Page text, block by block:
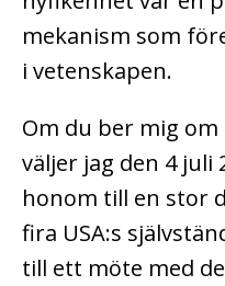
mekanism som
i vetenskapen.
Om du ber mig
väljer jag den 4 juli
honom till en stor
fira USA:s
till ett möte med